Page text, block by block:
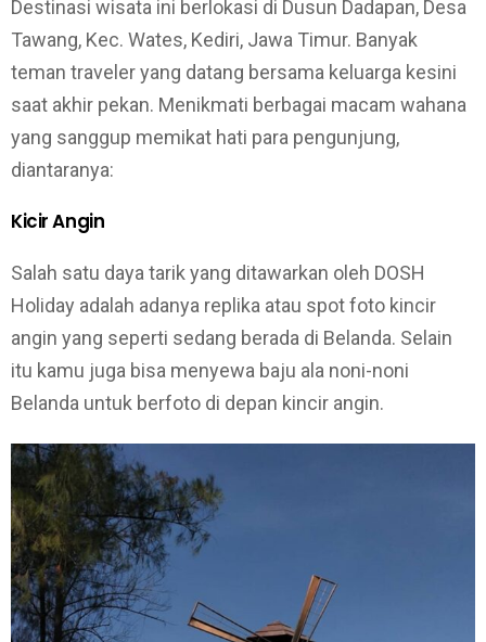
Destinasi wisata ini berlokasi di Dusun Dadapan, Desa
Tawang, Kec. Wates, Kediri, Jawa Timur. Banyak
teman traveler yang datang bersama keluarga kesini
saat akhir pekan. Menikmati berbagai macam wahana
yang sanggup memikat hati para pengunjung,
diantaranya:
Kicir Angin
Salah satu daya tarik yang ditawarkan oleh DOSH
Holiday adalah adanya replika atau spot foto kincir
angin yang seperti sedang berada di Belanda. Selain
itu kamu juga bisa menyewa baju ala noni-noni
Belanda untuk berfoto di depan kincir angin.